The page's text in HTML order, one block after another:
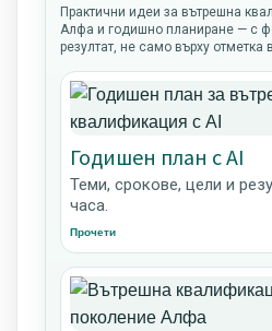
Практични идеи за вътрешна
Алфа и годишно планиране — с
резултат, не само върху отметка
Годишен план с AI
Теми, срокове, цели и
часа.
Прочети